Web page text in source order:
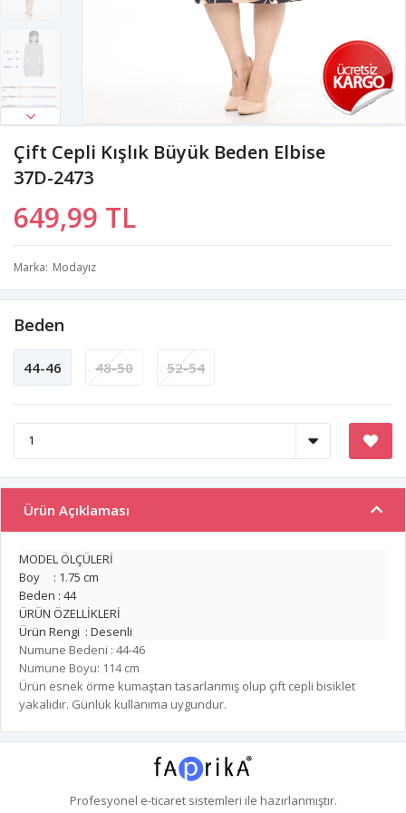
Çift Cepli Kışlık Büyük Beden Elbise
37D-2473
649,99 TL
Marka Modayız
Beden
44-46 48-50 52-54
Ürün Açıklaması
MODEL ÖLÇÜLERİ
Boy : 1.75 cm
Beden : 44
ÜRÜN ÖZELLİKLERİ
Ürün Rengi : Desenli
Numune Bedeni : 44-46
Numune Boyu: 114 cm
Ürün esnek örme kumaştan tasarlanmış olup çift cepli bisiklet
yakalıdır. Günlük kullanıma uygundur.
Profesyonel e-ticaretsistemleri ile hazırlanmıştır.